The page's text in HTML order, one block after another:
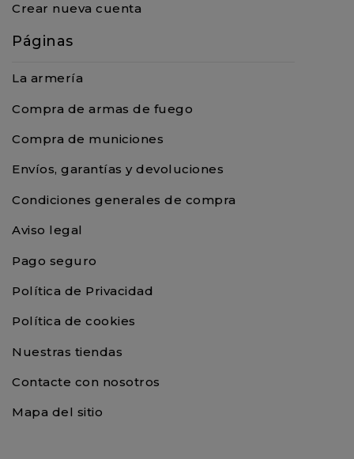
Crear nueva cuenta
Páginas
La armería
Compra de armas de fuego
Compra de municiones
Envíos, garantías y devoluciones
Condiciones generales de compra
Aviso legal
Pago seguro
Política de Privacidad
Política de cookies
Nuestras tiendas
Contacte con nosotros
Mapa del sitio